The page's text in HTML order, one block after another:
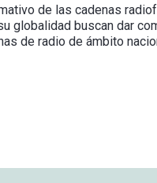
de las cadenas
buscan dar
de radio de ámbito